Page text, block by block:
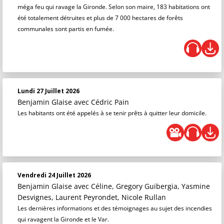
méga feu qui ravage la Gironde. Selon son maire, 183 habitations ont
été totalement détruites et plus de 7 000 hectares de forêts
communales sont partis en fumée.
Lundi 27 Juillet 2026
Benjamin Glaise avec Cédric Pain
Les habitants ont été appelés à se tenir prêts à quitter leur domicile.
Vendredi 24 Juillet 2026
Benjamin Glaise avec Céline, Gregory Guibergia, Yasmine
Desvignes, Laurent Peyrondet, Nicole Rullan
Les dernières informations et des témoignages au sujet des incendies
qui ravagent la Gironde et le Var.